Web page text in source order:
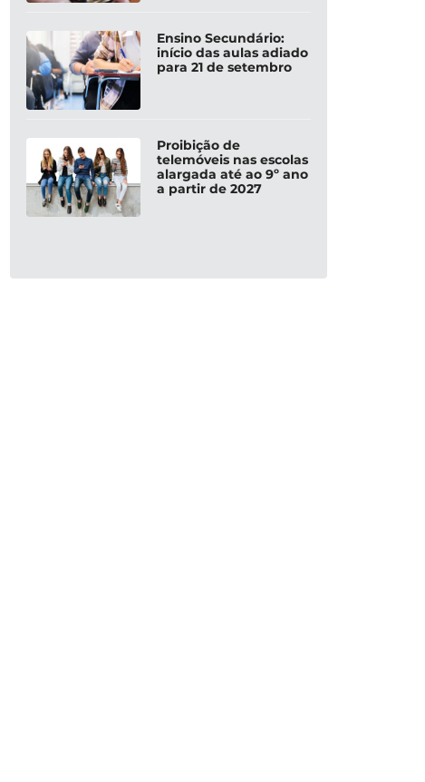
Ensino Secundário:
início das aulas adiado
para 21 de setembro
Proibição de
telemóveis nas escolas
alargada até ao 9º ano
a partir de 2027